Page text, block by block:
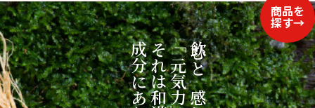
「元気力」